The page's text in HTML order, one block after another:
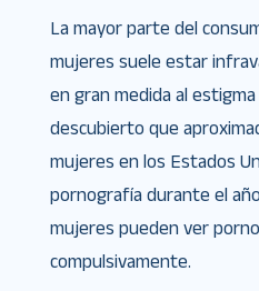
La mayor parte del
mujeres suele estar
en gran medida al estigma
descubierto que
mujeres en los Estados
pornografía durante el
mujeres pueden ver
compulsivamente.